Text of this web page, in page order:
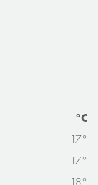
°C
17°
17°